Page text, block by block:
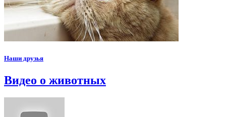
Наши друзья
Видео о животных